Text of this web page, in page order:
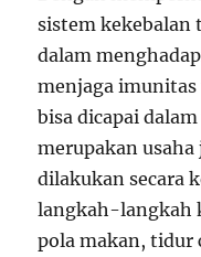
sistem kekebalan
dalam
menjaga
bisa dicapai
merupakan
dilakukan secara
langkah-langkah
pola makan, tidur